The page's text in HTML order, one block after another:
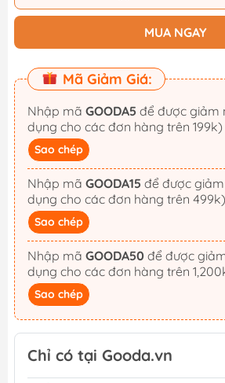
MUA NGAY
Mã Giảm Giá:
Nhập mã GOODA5
dụng cho các đơn hàng trên 199k)
Sao chép
Nhập mã GOODA15
dụng cho các đơn hàng trên 499k)
Sao chép
Nhập mã GOODA50
dụng cho các đơn hàng trên
Sao chép
Chỉ có tại Gooda.vn